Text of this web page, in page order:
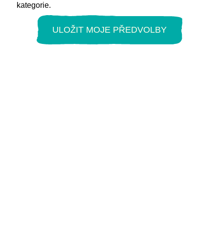
kategorie.
ULOŽIT MOJE PŘEDVOLBY